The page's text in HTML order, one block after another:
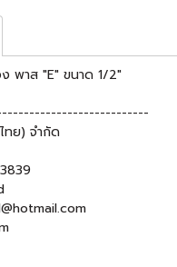
พาส "E" ขนาด 1/2"
ทย) จำกัด